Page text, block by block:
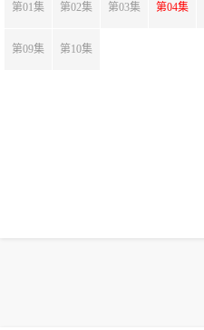
第01集 第02集 第03集 第04集
第09集 第10集